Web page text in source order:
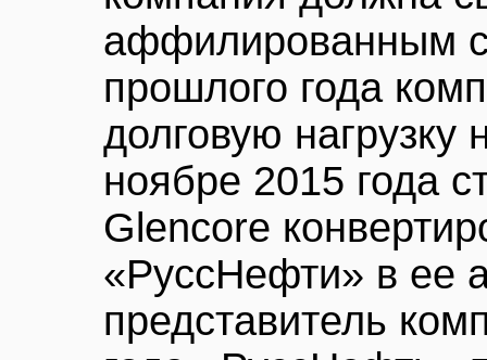
аффилированным
прошлого года
долговую нагрузку
ноябре 2015 года
Glencore
«РуссНефти» в ее
представитель